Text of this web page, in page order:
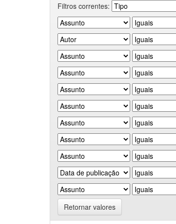
Filtros correntes:
Retornar valores